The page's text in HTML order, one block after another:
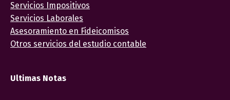
Servicios Impositivos
Servicios Laborales
Asesoramiento en Fideicomisos
Otros servicios del estudio contable
Ultimas Notas